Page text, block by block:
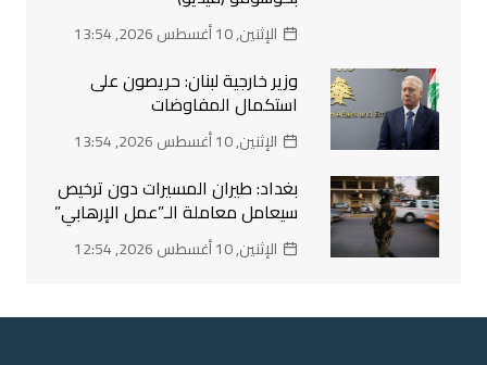
الإثنين, 10 أغسطس 2026, 13:54
وزير خارجية لبنان: حريصون على
استكمال المفاوضات
الإثنين, 10 أغسطس 2026, 13:54
بغداد: طيران المسيرات دون ترخيص
سيعامل معاملة الـ”عمل الإرهابي”
الإثنين, 10 أغسطس 2026, 12:54